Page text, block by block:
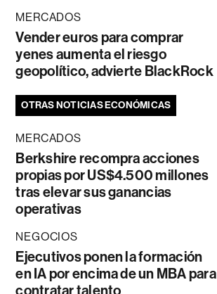
MERCADOS
Vender euros para comprar
yenes aumenta el riesgo
geopolítico, advierte BlackRock
OTRAS NOTICIAS ECONÓMICAS
MERCADOS
Berkshire recompra acciones
propias por US$4.500 millones
tras elevar sus ganancias
operativas
NEGOCIOS
Ejecutivos ponen la formación
en IA por encima de un MBA para